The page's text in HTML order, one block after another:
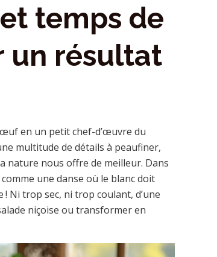
temps de
un résultat
en un petit chef-d’œuvre du
multitude de détails à peaufiner,
nature nous offre de meilleur. Dans
une danse où le blanc doit
Ni trop sec, ni trop coulant, d’une
niçoise ou transformer en